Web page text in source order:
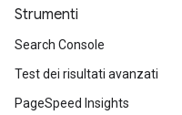
Strumenti
Search Console
Test dei risultati avanzati
PageSpeed Insights